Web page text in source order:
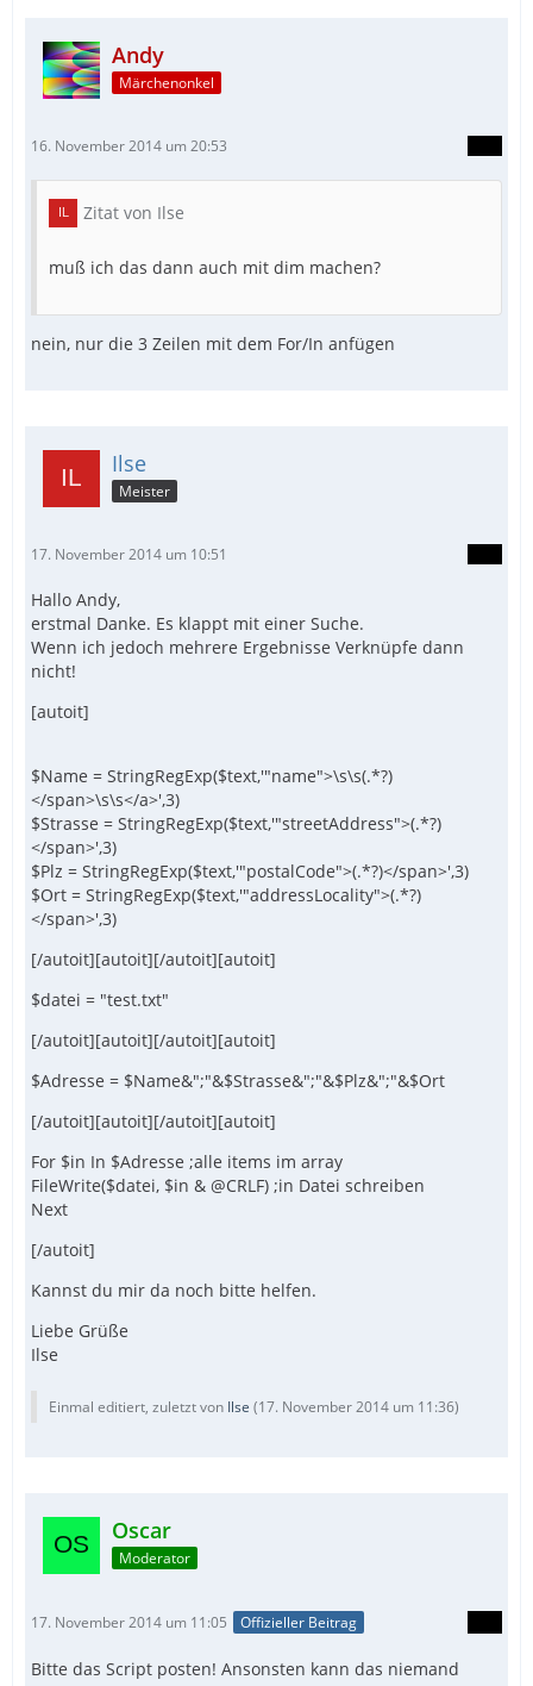
Andy
Märchenonkel
16. November 2014 um 20:53
Zitat von Ilse
muß ich das dann auch mit dim machen?
nein, nur die 3 Zeilen mit dem For/In anfügen
Ilse
Meister
17. November 2014 um 10:51
Hallo Andy,
erstmal Danke. Es klappt mit einer Suche.
Wenn ich jedoch mehrere Ergebnisse Verknüpfe dann
nicht!
[autoit]
$Name = StringRegExp($text,'"name">\s\s(.*?)
</span>\s\s</a>',3)
$Strasse = StringRegExp($text,'"streetAddress">(.*?)
</span>',3)
$Plz = StringRegExp($text,'"postalCode">(.*?)</span>',3)
$Ort = StringRegExp($text,'"addressLocality">(.*?)
</span>',3)
[/autoit][autoit][/autoit][autoit]
$datei = "test.txt"
[/autoit][autoit][/autoit][autoit]
$Adresse = $Name&";"&$Strasse&";"&$Plz&";"&$Ort
[/autoit][autoit][/autoit][autoit]
For $in In $Adresse ;alle items im array
FileWrite($datei, $in & @CRLF) ;in Datei schreiben
Next
[/autoit]
Kannst du mir da noch bitte helfen.
Liebe Grüße
Ilse
Einmal editiert, zuletzt von Ilse (17. November 2014 um 11:36)
Oscar
Moderator
17. November 2014 um 11:05 Offizieller Beitrag
Bitte das Script posten! Ansonsten kann das niemand